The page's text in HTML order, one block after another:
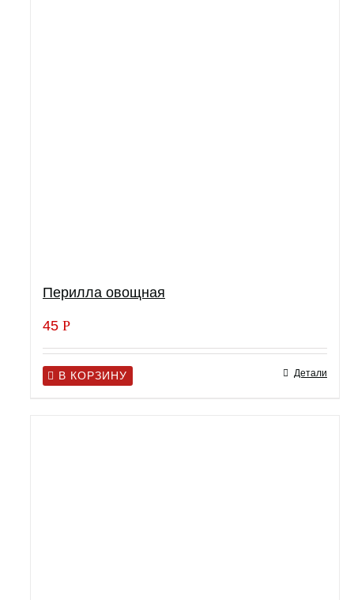
Перилла овощная
45 Р
В КОРЗИНУ Детали